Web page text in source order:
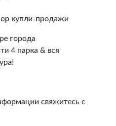
купли-продажи
города
4 парка & вся
свяжитесь с